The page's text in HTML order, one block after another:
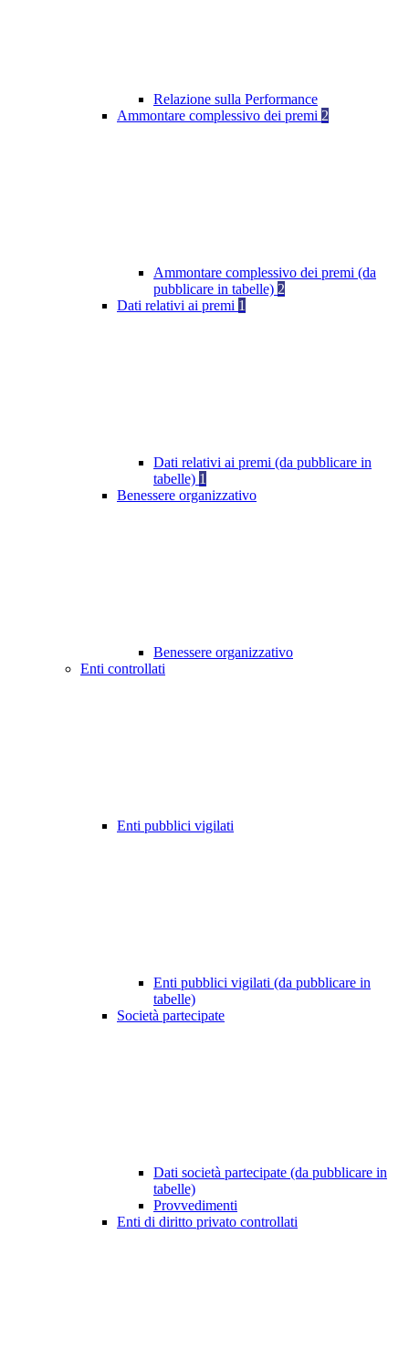
Relazione sulla Performance
Ammontare complessivo dei premi 2
Ammontare complessivo dei premi (da
pubblicare in tabelle) 2
Dati relativi ai premi 1
Dati relativi ai premi (da pubblicare in
tabelle) 1
Benessere organizzativo
Benessere organizzativo
Enti controllati
Enti pubblici vigilati
Enti pubblici vigilati (da pubblicare in
tabelle)
Società partecipate
Dati società partecipate (da pubblicare in
tabelle)
Provvedimenti
Enti di diritto privato controllati